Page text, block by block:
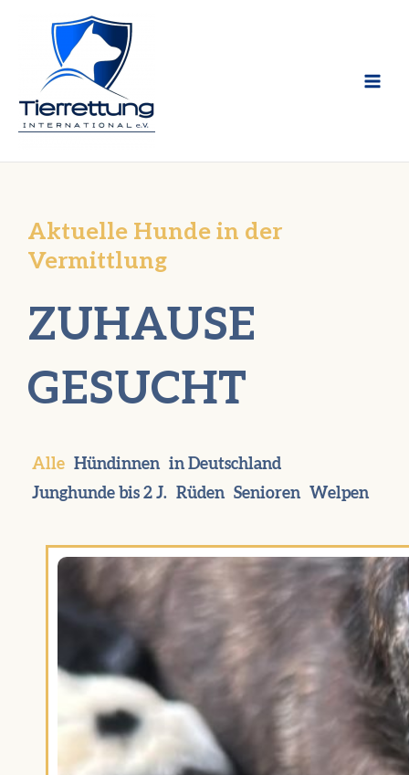
Aktuelle Hunde in der
Vermittlung
ZUHAUSE
GESUCHT
Hündinnen in Deutschland
Junghunde bis 2 J. Rüden Senioren Welpen
Alle